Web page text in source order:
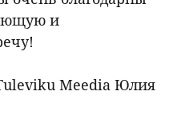
и
Meedia Юлия